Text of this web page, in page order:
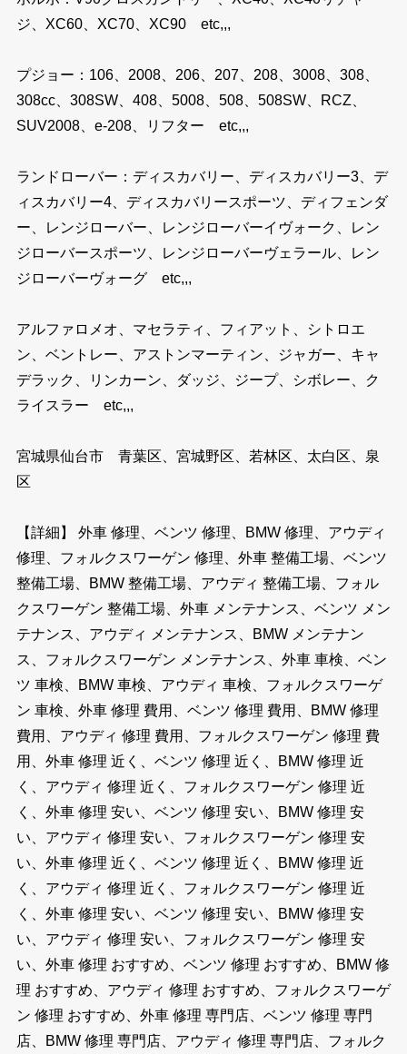
ジ、XC60、XC70、XC90 etc,,,
プジョー：106、2008、206、207、208、3008、308、
308cc、308SW、408、5008、508、508SW、RCZ、
SUV2008、e-208、リフター etc,,,
ランドローバー：ディスカバリー、ディスカバリー3、デ
ィスカバリー4、ディスカバリースポーツ、ディフェンダ
ー、レンジローバー、レンジローバーイヴォーク、レン
ジローバースポーツ、レンジローバーヴェラール、レン
ジローバーヴォーグ etc,,,
アルファロメオ、マセラティ、フィアット、シトロエ
ン、ベントレー、アストンマーティン、ジャガー、キャ
デラック、リンカーン、ダッジ、ジープ、シボレー、ク
ライスラー etc,,,
宮城県仙台市 青葉区、宮城野区、若林区、太白区、泉
区
【詳細】 外車 修理、ベンツ 修理、BMW 修理、アウディ
修理、フォルクスワーゲン 修理、外車 整備工場、ベンツ
整備工場、BMW 整備工場、アウディ 整備工場、フォル
クスワーゲン 整備工場、外車 メンテナンス、ベンツ メン
テナンス、アウディ メンテナンス、BMW メンテナン
ス、フォルクスワーゲン メンテナンス、外車 車検、ベン
ツ 車検、BMW 車検、アウディ 車検、フォルクスワーゲ
ン 車検、外車 修理 費用、ベンツ 修理 費用、BMW 修理
費用、アウディ 修理 費用、フォルクスワーゲン 修理 費
用、外車 修理 近く、ベンツ 修理 近く、BMW 修理 近
く、アウディ 修理 近く、フォルクスワーゲン 修理 近
く、外車 修理 安い、ベンツ 修理 安い、BMW 修理 安
い、アウディ 修理 安い、フォルクスワーゲン 修理 安
い、外車 修理 近く、ベンツ 修理 近く、BMW 修理 近
く、アウディ 修理 近く、フォルクスワーゲン 修理 近
く、外車 修理 安い、ベンツ 修理 安い、BMW 修理 安
い、アウディ 修理 安い、フォルクスワーゲン 修理 安
い、外車 修理 おすすめ、ベンツ 修理 おすすめ、BMW 修
理 おすすめ、アウディ 修理 おすすめ、フォルクスワーゲ
ン 修理 おすすめ、外車 修理 専門店、ベンツ 修理 専門
店、BMW 修理 専門店、アウディ 修理 専門店、フォルク